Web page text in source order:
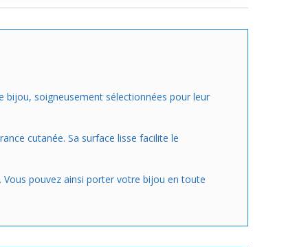
bijou, soigneusement sélectionnées pour leur
cutanée. Sa surface lisse facilite le
pouvez ainsi porter votre bijou en toute